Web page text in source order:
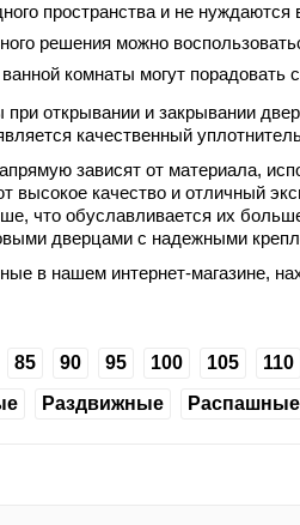
пространства и не
решения можно
комнаты могут
при открывании и закрывании
качественный
зависят от материала,
высокое качество и отличный
что обуславливается их
дверцами с надежными
в нашем интернет-магазине,
85 90 95 100 105 110
Раздвижные Распашные